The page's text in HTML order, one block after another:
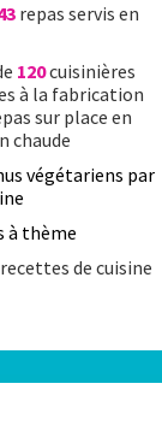
du 16e
16e ont été
concours de
le Stade Français
repas servis en
120cuisinières
à la fabrication
sur place en
chaude
végétariens par
à thème
de cuisine